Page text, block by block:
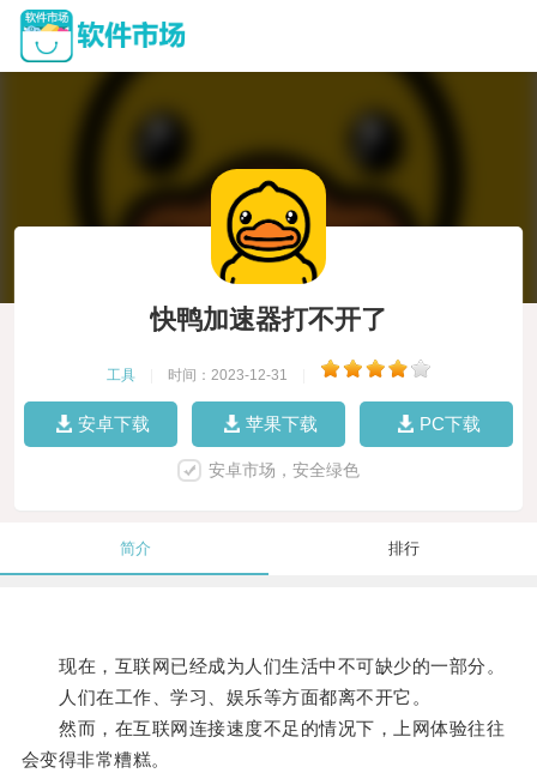
快鸭加速器打不开了
工具 时间：2023-12-31
安卓下载 苹果下载 PC下载
安卓市场，安全绿色
简介 排行
现在，互联网已经成为人们生活中不可缺少的一部分。
人们在工作、学习、娱乐等方面都离不开它。
然而，在互联网连接速度不足的情况下，上网体验往往
会变得非常糟糕。